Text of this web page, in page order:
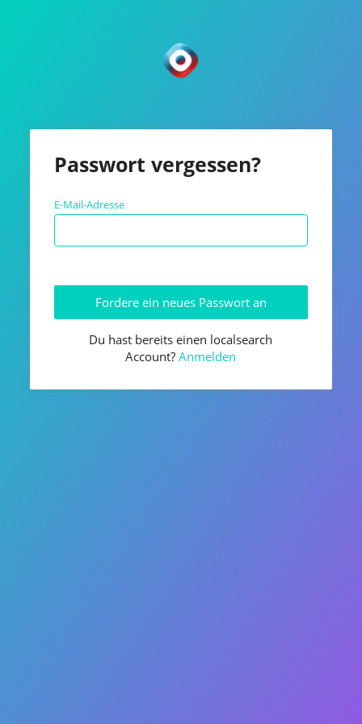
Passwort vergessen?
E-Mail-Adresse
Du hast bereits einen localsearch
Account?Anmelden